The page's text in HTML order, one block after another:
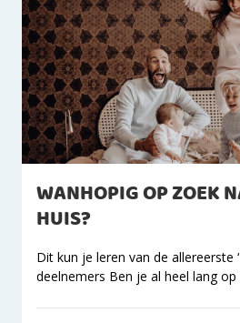
WANHOPIG OP ZOEK
HUIS?
Dit kun je leren van de allereerste
deelnemers Ben je al heel lang op